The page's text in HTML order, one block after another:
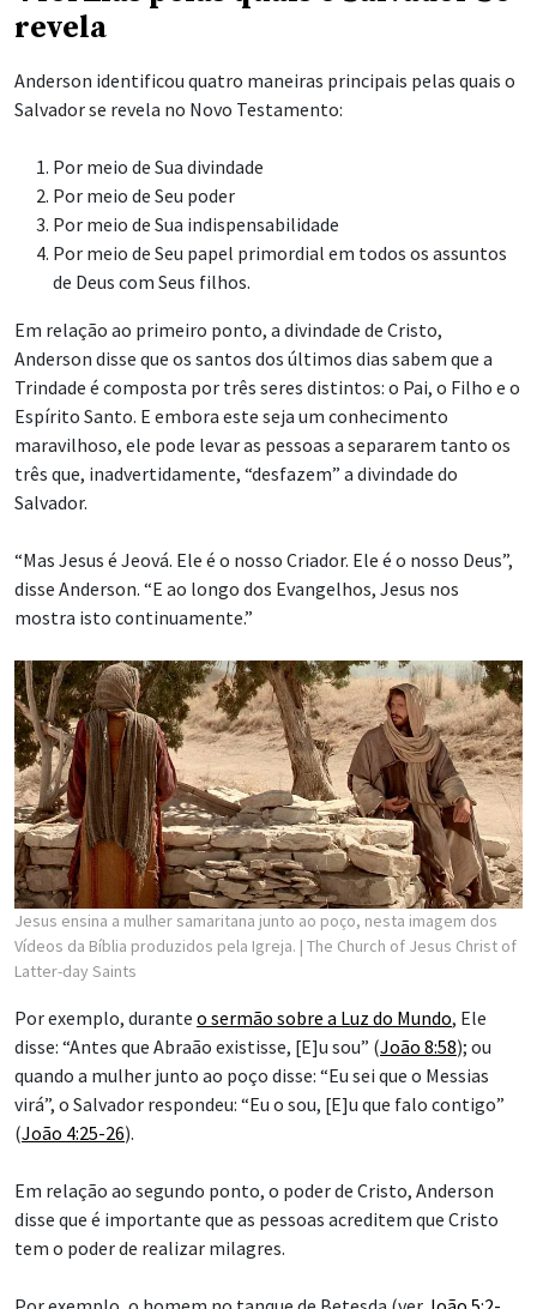
revela
Anderson identificou quatro maneiras principais pelas quais o
Salvador se revela no Novo Testamento:
Por meio de Sua divindade
Por meio de Seu poder
Por meio de Sua indispensabilidade
Por meio de Seu papel primordial em todos os assuntos
de Deus com Seus filhos.
Em relação ao primeiro ponto, a divindade de Cristo,
Anderson disse que os santos dos últimos dias sabem que a
Trindade é composta por três seres distintos: o Pai, o Filho e o
Espírito Santo. E embora este seja um conhecimento
maravilhoso, ele pode levar as pessoas a separarem tanto os
três que, inadvertidamente, “desfazem” a divindade do
Salvador.
“Mas Jesus é Jeová. Ele é o nosso Criador. Ele é o nosso Deus”,
disse Anderson. “E ao longo dos Evangelhos, Jesus nos
mostra isto continuamente.”
Jesus ensina a mulher samaritana junto ao poço, nesta imagem dos
Vídeos da Bíblia produzidos pela Igreja. | The Church of Jesus Christ of
Latter-day Saints
Por exemplo, durante o sermão sobre a Luz do Mundo, Ele
disse: “Antes que Abraão existisse, [E]u sou” (João 8:58); ou
quando a mulher junto ao poço disse: “Eu sei que o Messias
virá”, o Salvador respondeu: “Eu o sou, [E]u que falo contigo”
(João 4:25-26).
Em relação ao segundo ponto, o poder de Cristo, Anderson
disse que é importante que as pessoas acreditem que Cristo
tem o poder de realizar milagres.